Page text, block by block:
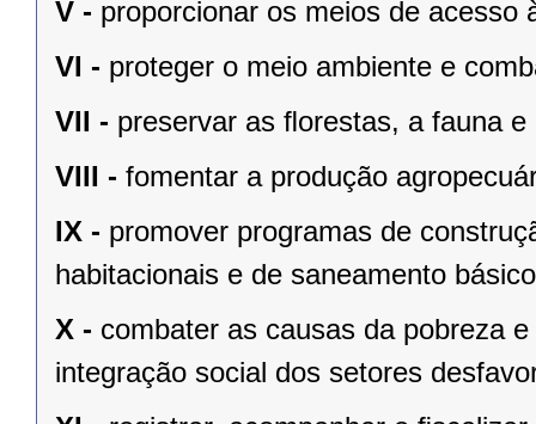
V - proporcionar os meios de acesso
VI - proteger o meio ambiente e
VII - preservar as ﬂorestas, a fauna e
VIII - fomentar a produção
IX - promover programas de
habitacionais e de saneamento
X - combater as causas da pobreza
integração social dos setores